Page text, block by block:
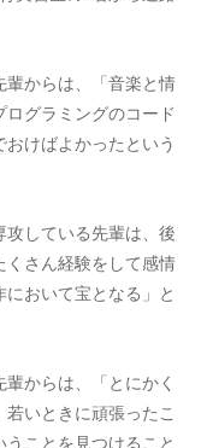
輩からは、「音楽と情
グラミングのコード
けばよかったという
攻している先輩は、後
くさん経験をして感情
おいて宝となる」と
からは、「とにかく
いときに頑張ったこ
ことを見つけること